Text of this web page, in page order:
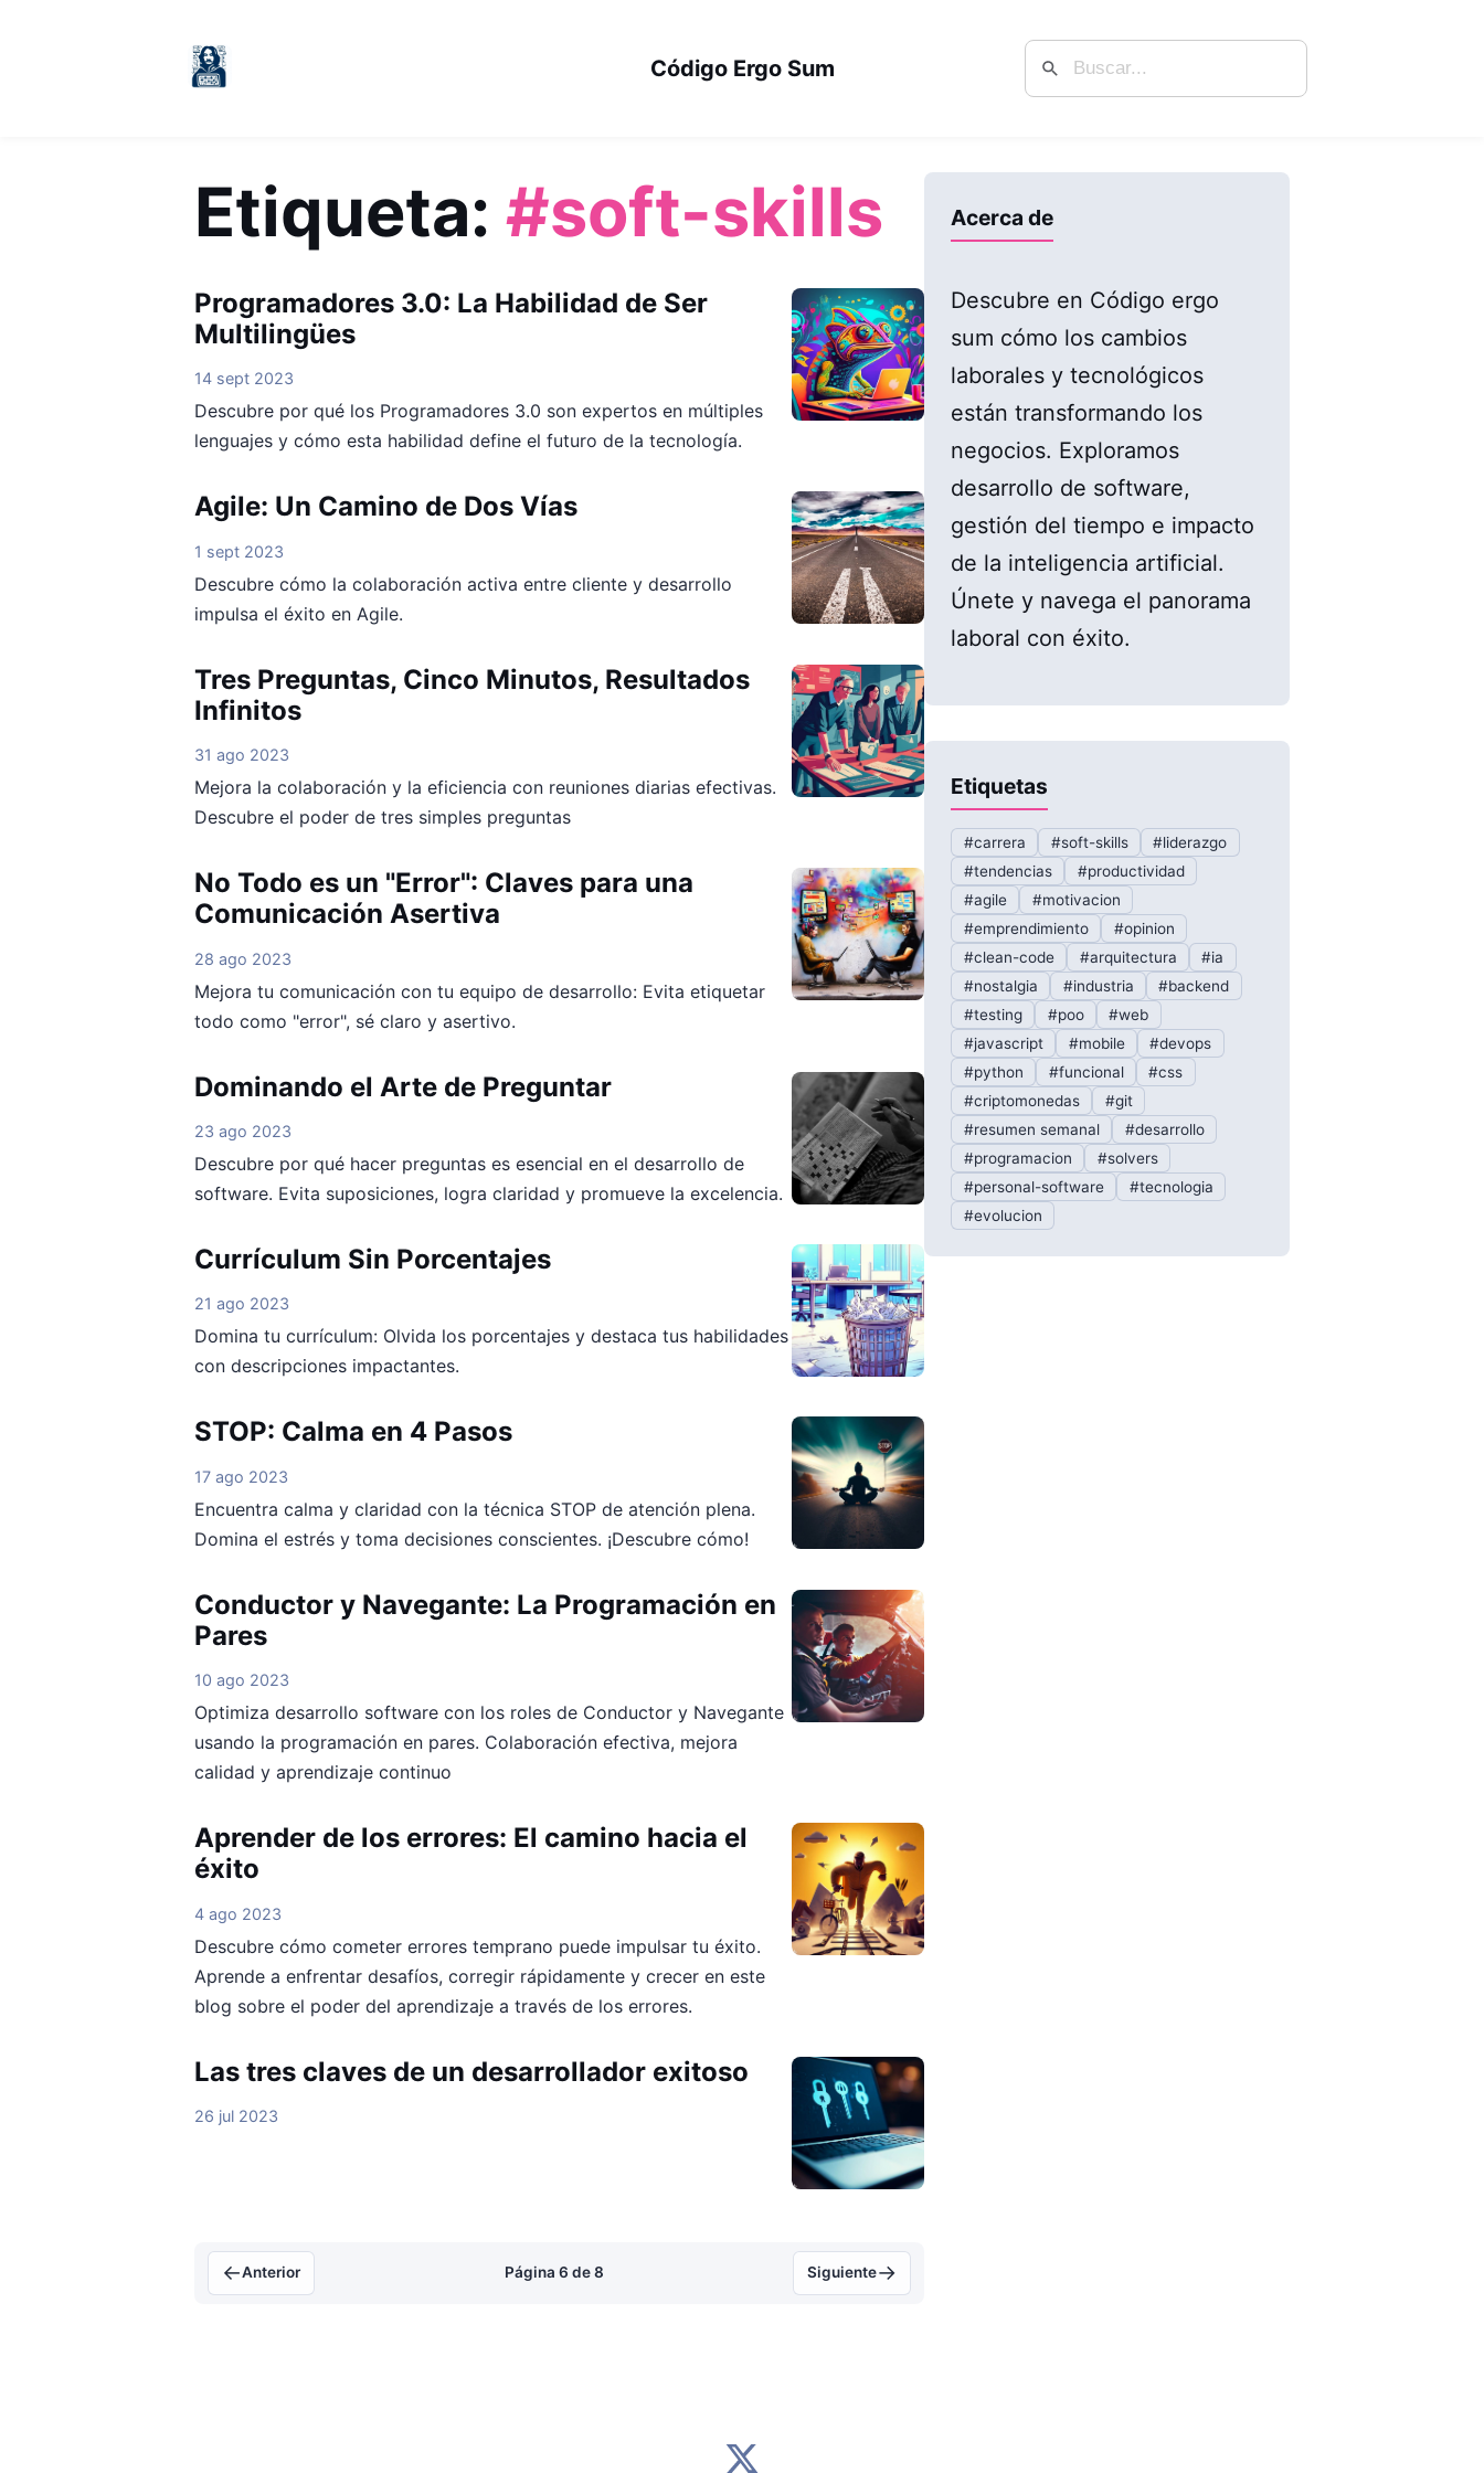
Código Ergo Sum
Etiqueta: #soft-skills
Programadores 3.0: La Habilidad de Ser
Multilingües
14 sept 2023
Descubre por qué los Programadores 3.0 son expertos en múltiples
lenguajes y cómo esta habilidad define el futuro de la tecnología.
Agile: Un Camino de Dos Vías
1 sept 2023
Descubre cómo la colaboración activa entre cliente y desarrollo
impulsa el éxito en Agile.
Tres Preguntas, Cinco Minutos, Resultados
Infinitos
31 ago 2023
Mejora la colaboración y la eficiencia con reuniones diarias efectivas.
Descubre el poder de tres simples preguntas
No Todo es un "Error": Claves para una
Comunicación Asertiva
28 ago 2023
Mejora tu comunicación con tu equipo de desarrollo: Evita etiquetar
todo como "error", sé claro y asertivo.
Dominando el Arte de Preguntar
23 ago 2023
Descubre por qué hacer preguntas es esencial en el desarrollo de
software. Evita suposiciones, logra claridad y promueve la excelencia.
Currículum Sin Porcentajes
21 ago 2023
Domina tu currículum: Olvida los porcentajes y destaca tus habilidades
con descripciones impactantes.
STOP: Calma en 4 Pasos
17 ago 2023
Encuentra calma y claridad con la técnica STOP de atención plena.
Domina el estrés y toma decisiones conscientes. ¡Descubre cómo!
Conductor y Navegante: La Programación en
Pares
10 ago 2023
Optimiza desarrollo software con los roles de Conductor y Navegante
usando la programación en pares. Colaboración efectiva, mejora
calidad y aprendizaje continuo
Aprender de los errores: El camino hacia el
éxito
4 ago 2023
Descubre cómo cometer errores temprano puede impulsar tu éxito.
Aprende a enfrentar desafíos, corregir rápidamente y crecer en este
blog sobre el poder del aprendizaje a través de los errores.
Las tres claves de un desarrollador exitoso
26 jul 2023
←Anterior Página 6 de 8 Siguiente→
Acerca de
Descubre en Código ergo
sum cómo los cambios
laborales y tecnológicos
están transformando los
negocios. Exploramos
desarrollo de software,
gestión del tiempo e impacto
de la inteligencia artificial.
Únete y navega el panorama
laboral con éxito.
Etiquetas
#carrera #soft-skills
#liderazgo
#tendencias
#productividad
#agile
#motivacion
#emprendimiento
#opinion
#clean-code
#arquitectura
#ia
#nostalgia
#industria
#backend
#testing
#poo
#web
#javascript
#mobile
#devops
#python
#funcional
#css
#criptomonedas
#git
#resumen semanal
#desarrollo
#programacion
#solvers
#personal-software
#tecnologia
#evolucion